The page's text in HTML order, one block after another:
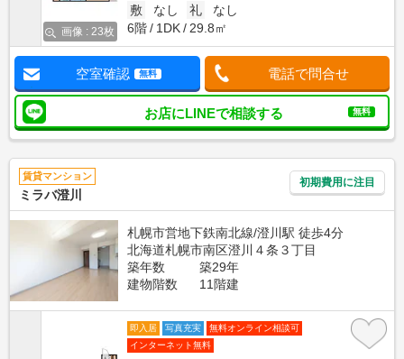
画像 : 23枚
敷
なし 礼
なし
6階
1DK 29.8㎡
空室確認 無料 電話で問合せ
お店にLINEで相談する 無料
賃貸マンション
ミラバ澄川
初期費用に注目
札幌市営地下鉄南北線/澄川駅 徒歩4分
北海道札幌市南区澄川４条３丁目
築年数
築29年
建物階数
11階建
即入居 写真充実
無料オンライン相談可
インターネット無料